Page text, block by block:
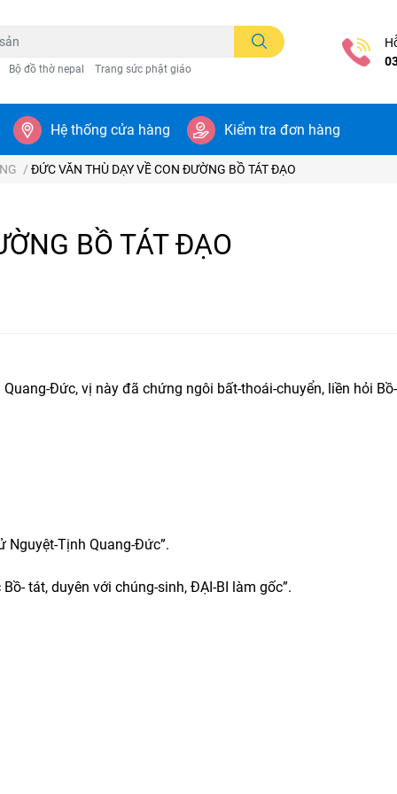
Bộ đồ thờ nepal Trang sức phật giáo
Hệ thống cửa hàng Kiểm tra đơn hàng
/ ĐỨC VĂN THÙ DẠY VỀ CON ĐƯỜNG BỒ TÁT ĐẠO
BỒ TÁT ĐẠO
Đức, vị này đã chứng ngôi bất-thoái-chuyển, liền hỏi
Nguyệt-Tịnh Quang-Đức”.
tát, duyên với chúng-sinh, ĐẠI-BI làm gốc”.